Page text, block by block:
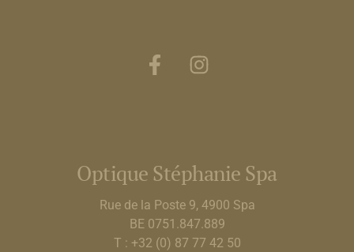
Optique Stéphanie Spa
Rue de la Poste 9, 4900 Spa
BE 0751.847.889
T : +32 (0) 87 77 42 50